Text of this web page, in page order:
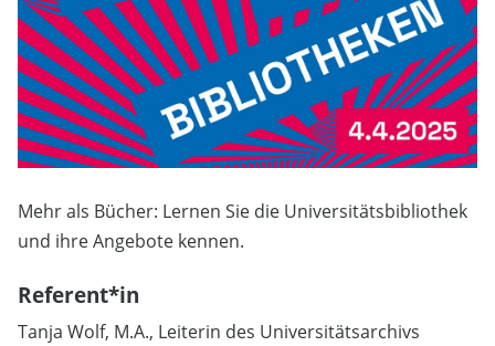
Mehr als Bücher: Lernen Sie die Universitätsbibliothek
und ihre Angebote kennen.
Referent*in
Tanja Wolf, M.A., Leiterin des Universitätsarchivs